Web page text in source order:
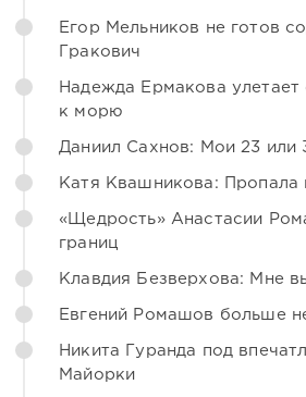
Егор Мельников не готов
Гракович
Надежда Ермакова улетает
к морю
Даниил Сахнов: Мои 23 или
Катя Квашникова: Пропала
«Щедрость» Анастасии
границ
Клавдия Безверхова: Мне
Евгений Ромашов больше
Никита Гуранда под
Майорки